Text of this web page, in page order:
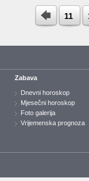
11
Zabava
Dnevni horoskop
Mjesečni horoskop
Foto galerija
Vrijemenska prognoza